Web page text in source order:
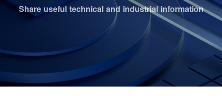
Share useful technical and industrial information